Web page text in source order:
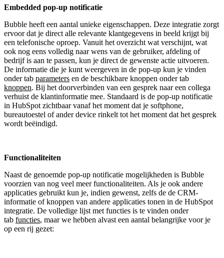
Embedded pop-up notificatie
Bubble heeft een aantal unieke eigenschappen. Deze integratie zorgt
ervoor dat je direct alle relevante klantgegevens in beeld krijgt bij
een telefonische oproep. Vanuit het overzicht wat verschijnt, wat
ook nog eens volledig naar wens van de gebruiker, afdeling of
bedrijf is aan te passen, kun je direct de gewenste actie uitvoeren.
De informatie die je kunt weergeven in de pop-up kun je vinden
onder tab parameters en de beschikbare knoppen onder tab
knoppen. Bij het doorverbinden van een gesprek naar een collega
verhuist de klantinformatie mee. Standaard is de pop-up notificatie
in HubSpot zichtbaar vanaf het moment dat je softphone,
bureautoestel of ander device rinkelt tot het moment dat het gesprek
wordt beëindigd.
Functionaliteiten
Naast de genoemde pop-up notificatie mogelijkheden is Bubble
voorzien van nog veel meer functionaliteiten. Als je ook andere
applicaties gebruikt kun je, indien gewenst, zelfs de de CRM-
informatie of knoppen van andere applicaties tonen in de HubSpot
integratie. De volledige lijst met functies is te vinden onder
tab functies, maar we hebben alvast een aantal belangrijke voor je
op een rij gezet: